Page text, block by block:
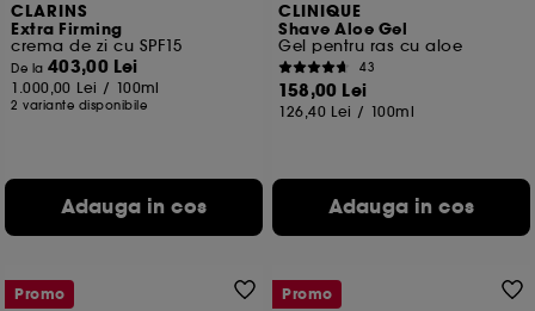
CLARINS
Extra Firming
crema de zi cu SPF15
De la 403,00 Lei
1.000,00 Lei / 100ml
2 variante disponibile
Adauga in cos
CLINIQUE
Shave Aloe Gel
Gel pentru ras cu aloe
43
158,00 Lei
126,40 Lei / 100ml
Adauga in cos
Promo Promo